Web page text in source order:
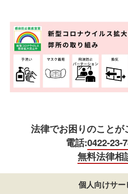
法律でお困りのことが
電話:0422-23-
無料法律相
個人向けサー